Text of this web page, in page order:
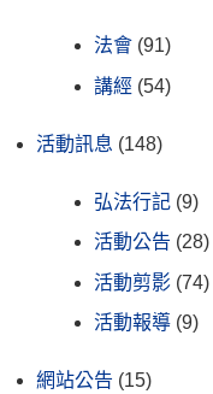
法會 (91)
講經 (54)
活動訊息 (148)
弘法行記 (9)
活動公告 (28)
活動剪影 (74)
活動報導 (9)
網站公告 (15)